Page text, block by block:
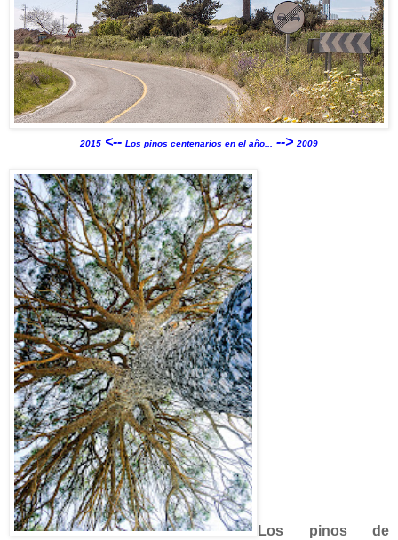
2015 <-- Los pinos centenarios en el año... --> 2009
Los pinos de